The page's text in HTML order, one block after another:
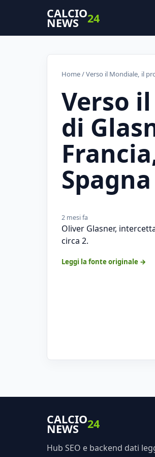
CALCIO
NEWS 24
Home/ Verso il Mondiale, il
Verso
di
2 mesi fa
Oliver Glasner,
circa 2.
Leggi la fonte originale →
CALCIO
NEWS 24
Hub SEO e backend dati